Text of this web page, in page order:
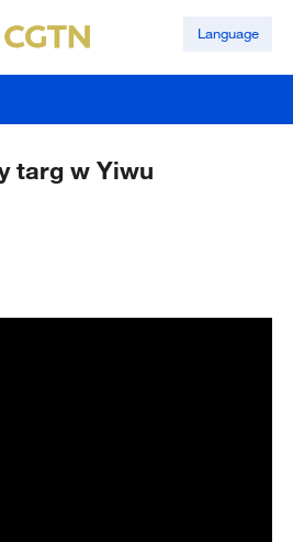
Language
targ w Yiwu